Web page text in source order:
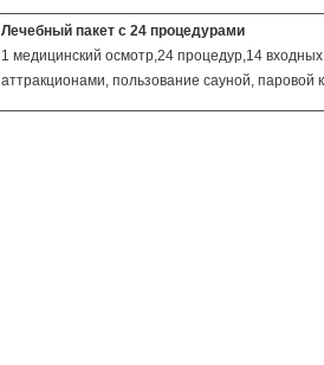
Лечебный пакет с 24 процедурами
1 медицинский осмотр,24 процедур,14
аттракционами, пользование сауной, паровой